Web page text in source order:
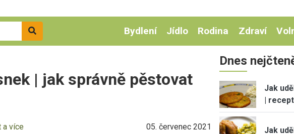
Bydlení Jídlo Rodina Zdraví
| jak správně pěstovat
a více 05. červenec 2021
Dnes
Jak
| recept
Jak